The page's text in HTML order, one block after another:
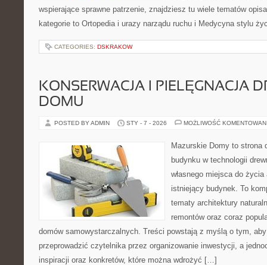
wspierające sprawne patrzenie, znajdziesz tu wiele tematów
kategorie to Ortopedia i urazy narządu ruchu i Medycyna stylu
CATEGORIES: DSKRAKOW
KONSERWACJA I PIELĘGNACJA
DOMU
POSTED BY ADMIN STY - 7 - 2026 MOŻLIWOŚĆ
Mazurskie Domy to strona
budynku w technologii
własnego miejsca do
istniejący budynek. To
tematy architektury
remontów oraz coraz
domów samowystarczalnych. Treści powstają z myślą o tym,
przeprowadzić czytelnika przez organizowanie inwestycji, a
inspiracji oraz konkretów, które można wdrożyć […]